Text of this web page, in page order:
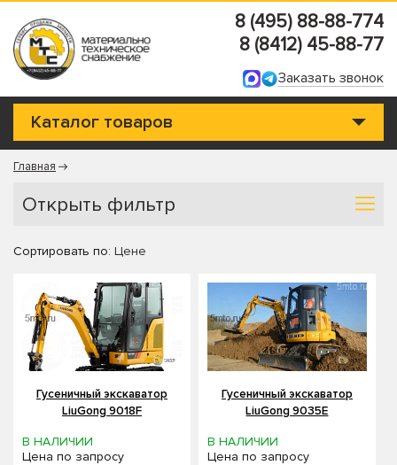
8 (495) 88-88-774
8 (8412) 45-88-77
Заказать звонок
Каталог товаров
Главная
Открыть фильтр
Сортировать по: Цене
Гусеничный экскаватор
LiuGong 9018F
В НАЛИЧИИ
Цена по запросу
Гусеничный экскаватор
LiuGong 9035Е
В НАЛИЧИИ
Цена по запросу